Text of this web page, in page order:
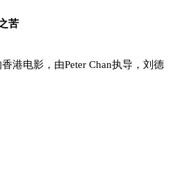
苦
港电影，由Peter Chan执导，刘德